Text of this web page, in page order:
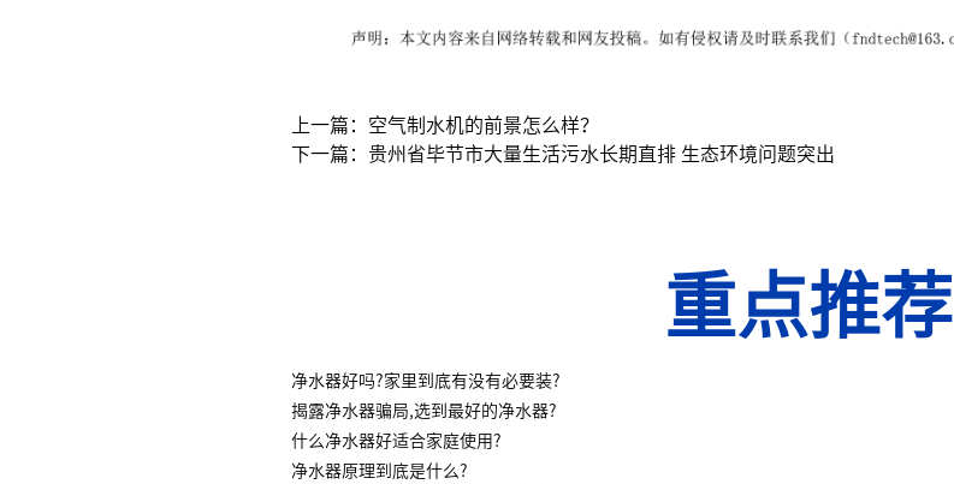
上一篇：空气制水机的前景怎么样？
下一篇：贵州省毕节市大量生活污水长期直排 生态环境问题突出
重点推荐
净水器好吗?家里到底有没有必要装?
揭露净水器骗局,选到最好的净水器?
什么净水器好适合家庭使用?
净水器原理到底是什么?